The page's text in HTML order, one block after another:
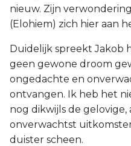
nieuw. Zijn
(Elohiem) zich hier aan
Duidelijk spreekt Jakob
geen gewone droom
ongedachte en
ontvangen. Ik heb het
nog dikwijls de gelovige,
onverwachtst
duister scheen.